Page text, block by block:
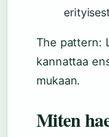
The pattern:
kannattaa
mukaan.
Miten